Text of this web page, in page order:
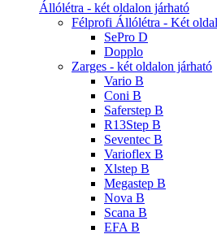
Állólétra - két oldalon járható
Félprofi Állólétra - Két
SePro D
Dopplo
Zarges - két oldalon járható
Vario B
Coni B
Saferstep B
R13Step B
Seventec B
Varioflex B
Xlstep B
Megastep B
Nova B
Scana B
EFA B